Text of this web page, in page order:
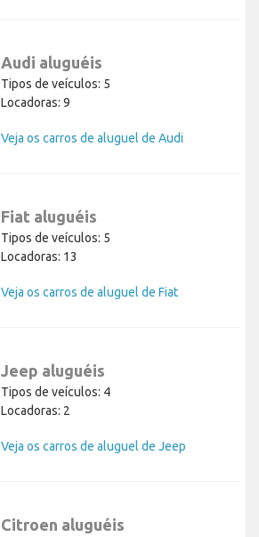
Audi aluguéis
Tipos de veículos: 5
Locadoras: 9
Veja os carros de aluguel de Audi
Fiat aluguéis
Tipos de veículos: 5
Locadoras: 13
Veja os carros de aluguel de Fiat
Jeep aluguéis
Tipos de veículos: 4
Locadoras: 2
Veja os carros de aluguel de Jeep
Citroen aluguéis